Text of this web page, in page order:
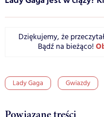
Dziękujemy, że
Bądź na bieżąco!
Lady Gaga Gwiazdy